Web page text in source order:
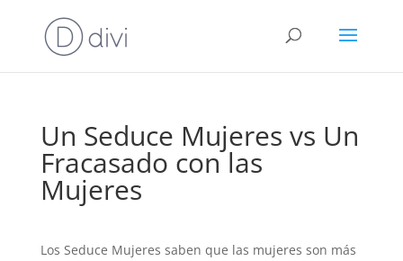
Un Seduce Mujeres vs Un
Fracasado con las
Mujeres
Los Seduce Mujeres saben que las mujeres son más